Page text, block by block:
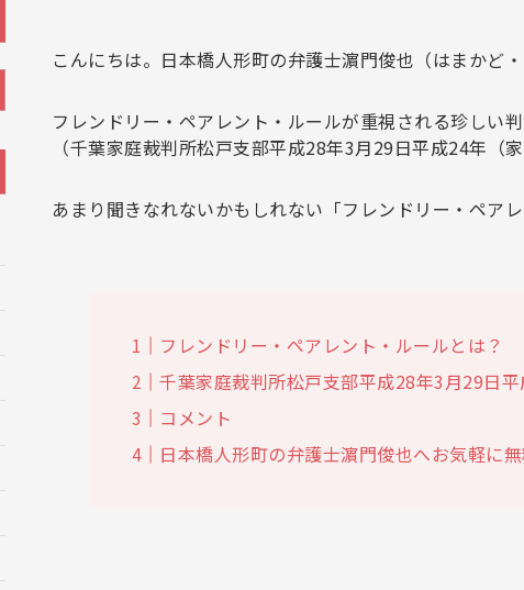
こんにちは。日本橋人形町の弁護士濵門俊也（はまかど・
フレンドリー・ペアレント・ルールが重視される珍しい
（千葉家庭裁判所松戸支部平成28年3月29日平成24年（
あまり聞きなれないかもしれない「フレンドリー・ペア
フレンドリー・ペアレント・ルールとは？
千葉家庭裁判所松戸支部平成28年3月29日
コメント
日本橋人形町の弁護士濵門俊也へお気軽に